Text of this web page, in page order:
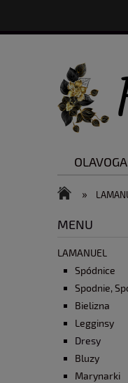
Nowości
»
MENU
LAMANUEL
Spódnice
Spodnie,
Bielizna
Legginsy
Dresy
Bluzy
Marynarki